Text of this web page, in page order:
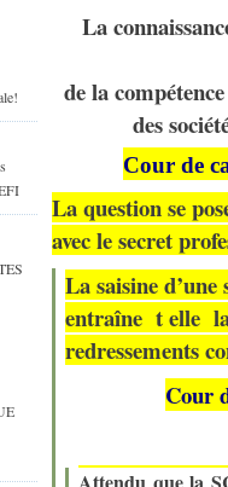
La
de la
des
Cour de
La question se
avec le secret
La saisine
entraîne t elle
redressements
Cour